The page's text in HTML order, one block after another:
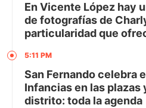
En Vicente López hay
de fotografías de
particularidad que
5:11 PM
San Fernando celebra
Infancias en las plazas
distrito: toda la agenda